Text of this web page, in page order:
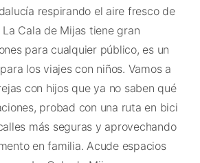
respirando el aire fresco de
Cala de Mijas tiene gran
para cualquier público, es un
los viajes con niños. Vamos a
con hijos que ya no saben qué
probad con una ruta en bici
más seguras y aprovechando
en familia. Acude espacios